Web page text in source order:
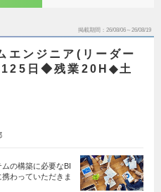
掲載期間 26/08/06～26/08/19
エンジニア(リーダー
日◆残業20H◆土
の構築に必要なBI
わっていただきま